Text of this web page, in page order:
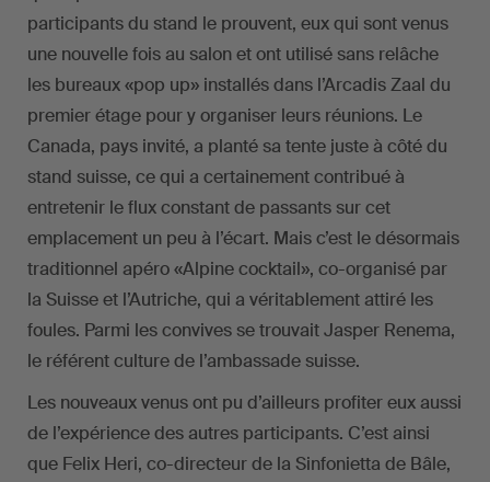
participants du stand le prouvent, eux qui sont venus
une nouvelle fois au salon et ont utilisé sans relâche
les bureaux «pop up» installés dans l’Arcadis Zaal du
premier étage pour y organiser leurs réunions. Le
Canada, pays invité, a planté sa tente juste à côté du
stand suisse, ce qui a certainement contribué à
entretenir le flux constant de passants sur cet
emplacement un peu à l’écart. Mais c’est le désormais
traditionnel apéro «Alpine cocktail», co-organisé par
la Suisse et l’Autriche, qui a véritablement attiré les
foules. Parmi les convives se trouvait Jasper Renema,
le référent culture de l’ambassade suisse.
Les nouveaux venus ont pu d’ailleurs profiter eux aussi
de l’expérience des autres participants. C’est ainsi
que Felix Heri, co-directeur de la Sinfonietta de Bâle,